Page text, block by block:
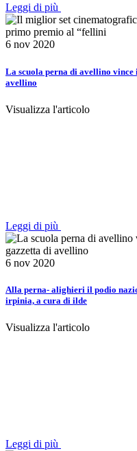
Leggi di più
6 nov 2020
La scuola perna di avellino
avellino
Visualizza l'articolo
Leggi di più
6 nov 2020
Alla perna- alighieri il podio
irpinia, a cura di ilde
Visualizza l'articolo
Leggi di più